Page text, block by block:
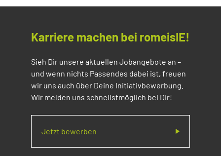
Karriere machen bei romeisIE!
Sieh Dir unsere aktuellen Jobangebote an –
und wenn nichts Passendes dabei ist, freuen
wir uns auch über Deine Initiativbewerbung.
Wir melden uns schnellstmöglich bei Dir!
Jetzt bewerben